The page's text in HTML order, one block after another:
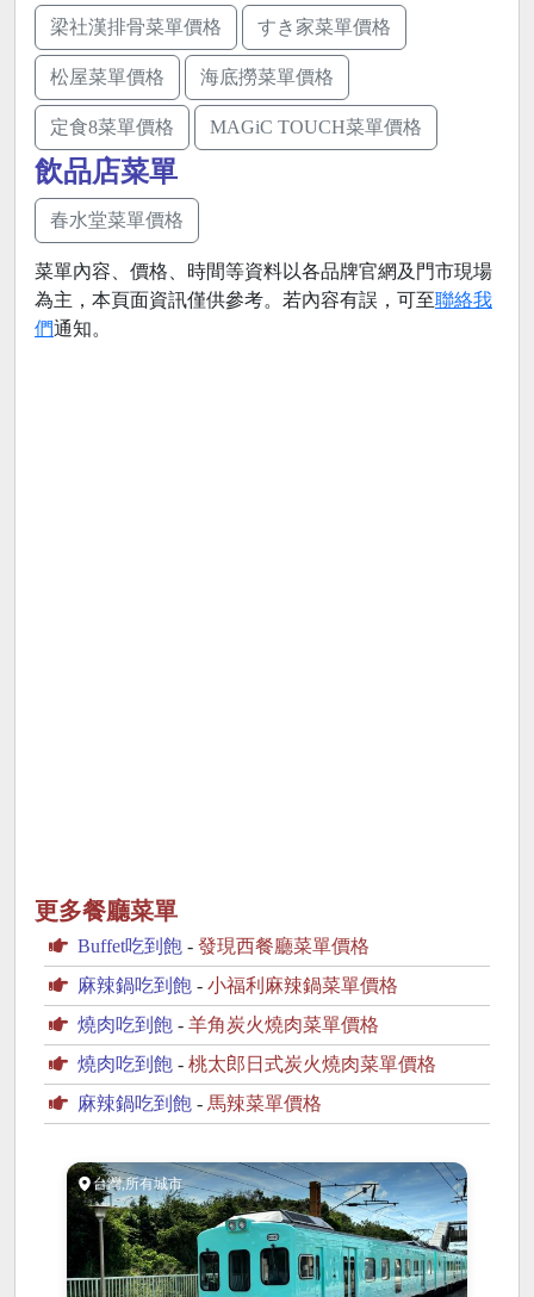
梁社漢排骨菜單價格 すき家菜單價格
松屋菜單價格 海底撈菜單價格
定食8菜單價格 MAGiC TOUCH菜單價格
飲品店菜單
春水堂菜單價格
菜單內容、價格、時間等資料以各品牌官網及門市現場
為主，本頁面資訊僅供參考。若內容有誤，可至聯絡我
們通知。
更多餐廳菜單
Buffet吃到飽 - 發現西餐廳菜單價格
麻辣鍋吃到飽 - 小福利麻辣鍋菜單價格
燒肉吃到飽 - 羊角炭火燒肉菜單價格
燒肉吃到飽 - 桃太郎日式炭火燒肉菜單價格
麻辣鍋吃到飽 - 馬辣菜單價格